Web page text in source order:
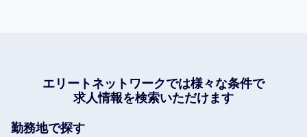
エリートネットワークでは様々な条件で
求人情報を検索いただけます
勤務地で探す